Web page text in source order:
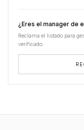
¿Eres el manager de
Reclama el listado para
verificado.